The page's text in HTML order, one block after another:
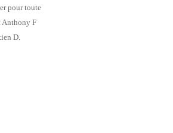
pour toute
Anthony F
D.